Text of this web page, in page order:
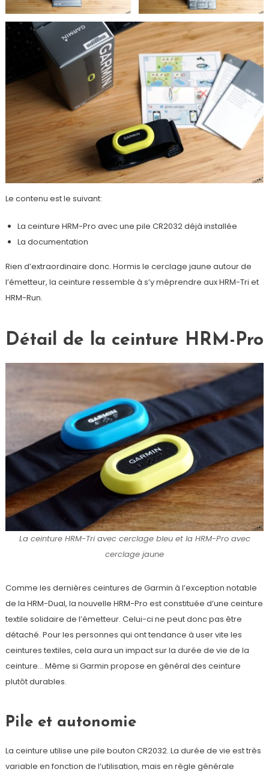
Le contenu est le suivant:
La ceinture HRM-Pro avec une pile CR2032 déjà installée
La documentation
Rien d’extraordinaire donc. Hormis le cerclage jaune autour de
l’émetteur, la ceinture ressemble à s’y méprendre aux HRM-Tri et
HRM-Run.
Détail de la ceinture HRM-Pro
La ceinture HRM-Tri avec cerclage bleu et la HRM-Pro avec
cerclage jaune
Comme les dernières ceintures de Garmin à l’exception notable
de la HRM-Dual, la nouvelle HRM-Pro est constituée d’une ceinture
textile solidaire de l’émetteur. Celui-ci ne peut donc pas être
détaché. Pour les personnes qui ont tendance à user vite les
ceintures textiles, cela aura un impact sur la durée de vie de la
ceinture… Même si Garmin propose en général des ceinture
plutôt durables.
Pile et autonomie
La ceinture utilise une pile bouton CR2032. La durée de vie est très
variable en fonction de l’utilisation, mais en règle générale